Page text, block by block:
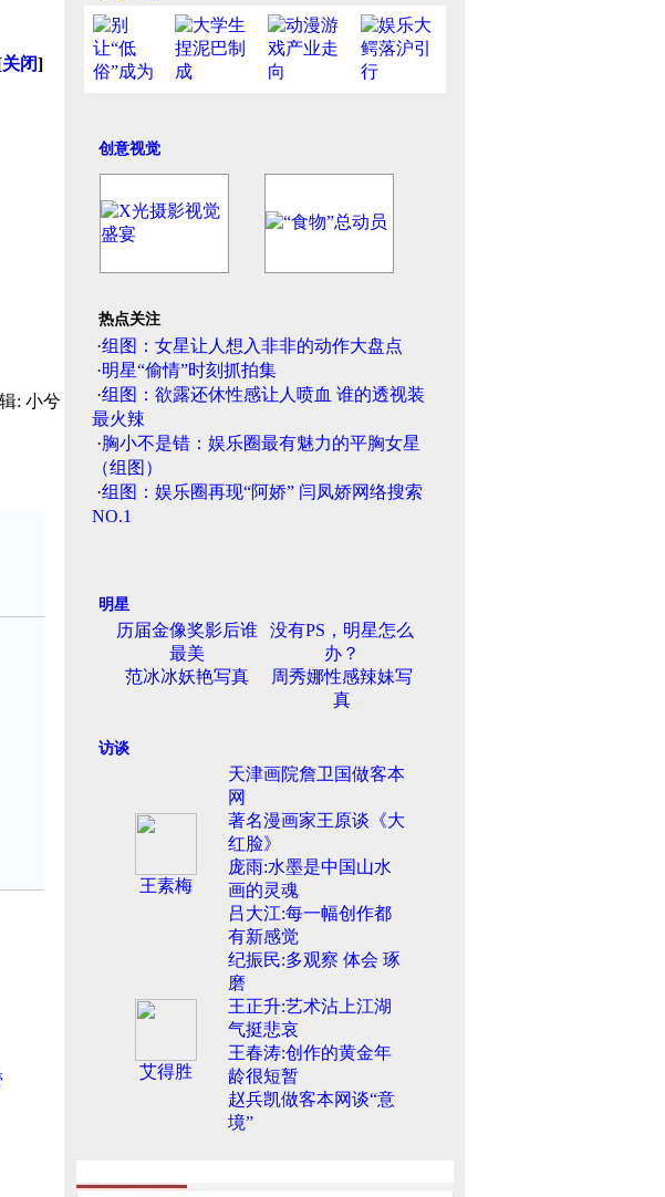
关闭]
: 小兮
创意视觉
热点关注
·组图：女星让人想入非非的动作大盘点
·明星“偷情”时刻抓拍集
·组图：欲露还休性感让人喷血 谁的透视装
最火辣
·胸小不是错：娱乐圈最有魅力的平胸女星
（组图）
·组图：娱乐圈再现“阿娇” 闫凤娇网络搜索
NO.1
明星
历届金像奖影后谁
最美
没有PS，明星怎么
办？
范冰冰妖艳写真
周秀娜性感辣妹写
真
访谈
王素梅
天津画院詹卫国做客本
网
著名漫画家王原谈《大
红脸》
庞雨:水墨是中国山水
画的灵魂
吕大江:每一幅创作都
有新感觉
艾得胜
纪振民:多观察 体会 琢
磨
王正升:艺术沾上江湖
气挺悲哀
王春涛:创作的黄金年
龄很短暂
赵兵凯做客本网谈“意
境”